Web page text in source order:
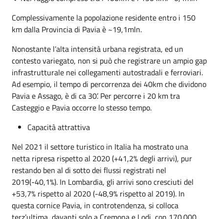
Complessivamente la popolazione residente entro i 150
km dalla Provincia di Pavia è ~19,1mln.
Nonostante l’alta intensità urbana registrata, ed un
contesto variegato, non si può che registrare un ampio gap
infrastrutturale nei collegamenti autostradali e ferroviari.
Ad esempio, il tempo di percorrenza dei 40km che dividono
Pavia e Assago, è di ca 30’. Per percorre i 20 km tra
Casteggio e Pavia occorre lo stesso tempo.
Capacità attrattiva
Nel 2021 il settore turistico in Italia ha mostrato una
netta ripresa rispetto al 2020 (+41,2% degli arrivi), pur
restando ben al di sotto dei flussi registrati nel
2019(-40,1%). In Lombardia, gli arrivi sono cresciuti del
+53,7% rispetto al 2020 (-48,9% rispetto al 2019). In
questa cornice Pavia, in controtendenza, si colloca